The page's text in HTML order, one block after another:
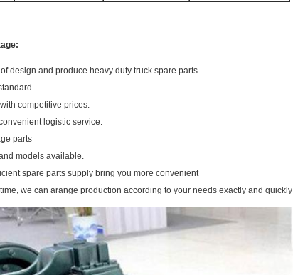
design and produce heavy duty truck spare parts.
competitive prices.
logistic service.
parts
models available.
spare parts supply bring you more convenient
we can arange production according to your needs exactly and quickly